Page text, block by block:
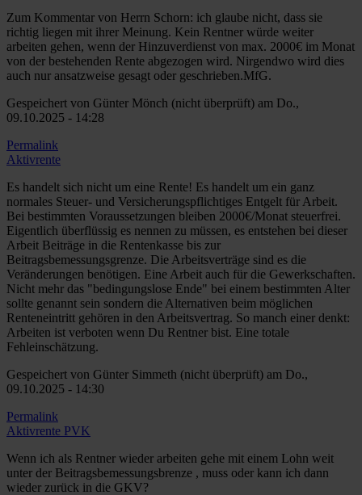
Zum Kommentar von Herrn Schorn: ich glaube nicht, dass sie
richtig liegen mit ihrer Meinung. Kein Rentner würde weiter
arbeiten gehen, wenn der Hinzuverdienst von max. 2000€ im Monat
von der bestehenden Rente abgezogen wird. Nirgendwo wird dies
auch nur ansatzweise gesagt oder geschrieben.MfG.
Gespeichert von Günter Mönch (nicht überprüft) am Do.,
09.10.2025 - 14:28
Permalink
Aktivrente
Es handelt sich nicht um eine Rente! Es handelt um ein ganz
normales Steuer- und Versicherungspflichtiges Entgelt für Arbeit.
Bei bestimmten Voraussetzungen bleiben 2000€/Monat steuerfrei.
Eigentlich überflüssig es nennen zu müssen, es entstehen bei dieser
Arbeit Beiträge in die Rentenkasse bis zur
Beitragsbemessungsgrenze. Die Arbeitsverträge sind es die
Veränderungen benötigen. Eine Arbeit auch für die Gewerkschaften.
Nicht mehr das "bedingungslose Ende" bei einem bestimmten Alter
sollte genannt sein sondern die Alternativen beim möglichen
Renteneintritt gehören in den Arbeitsvertrag. So manch einer denkt:
Arbeiten ist verboten wenn Du Rentner bist. Eine totale
Fehleinschätzung.
Gespeichert von Günter Simmeth (nicht überprüft) am Do.,
09.10.2025 - 14:30
Permalink
Aktivrente PVK
Wenn ich als Rentner wieder arbeiten gehe mit einem Lohn weit
unter der Beitragsbemessungsbrenze , muss oder kann ich dann
wieder zurück in die GKV?